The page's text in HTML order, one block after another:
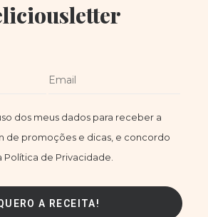
dos meus dados para receber a
de promoções e dicas, e concordo
Política de Privacidade.